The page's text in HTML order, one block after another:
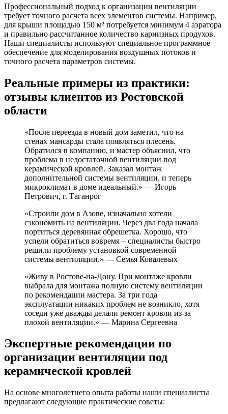
Профессиональный подход к организации вентиляции
требует точного расчета всех элементов системы. Например,
для крыши площадью 150 м² потребуется минимум 4 аэратора
и правильно рассчитанное количество карнизных продухов.
Наши специалисты используют специальное программное
обеспечение для моделирования воздушных потоков и
точного расчета параметров системы.
Реальные примеры из практики:
отзывы клиентов из Ростовской
области
«После переезда в новый дом заметил, что на
стенах мансарды стала появляться плесень.
Обратился в компанию, и мастер объяснил, что
проблема в недостаточной вентиляции под
керамической кровлей. Заказал монтаж
дополнительной системы вентиляции, и теперь
микроклимат в доме идеальный.» — Игорь
Петрович, г. Таганрог
«Строили дом в Азове, изначально хотели
сэкономить на вентиляции. Через два года начала
портиться деревянная обрешетка. Хорошо, что
успели обратиться вовремя – специалисты быстро
решили проблему установкой современной
системы вентиляции.» — Семья Ковалевых
«Живу в Ростове-на-Дону. При монтаже кровли
выбрала для монтажа полную систему вентиляции
по рекомендации мастера. За три года
эксплуатации никаких проблем не возникло, хотя
соседи уже дважды делали ремонт кровли из-за
плохой вентиляции.» — Марина Сергеевна
Экспертные рекомендации по
организации вентиляции под
керамической кровлей
На основе многолетнего опыта работы наши специалисты
предлагают следующие практические советы: